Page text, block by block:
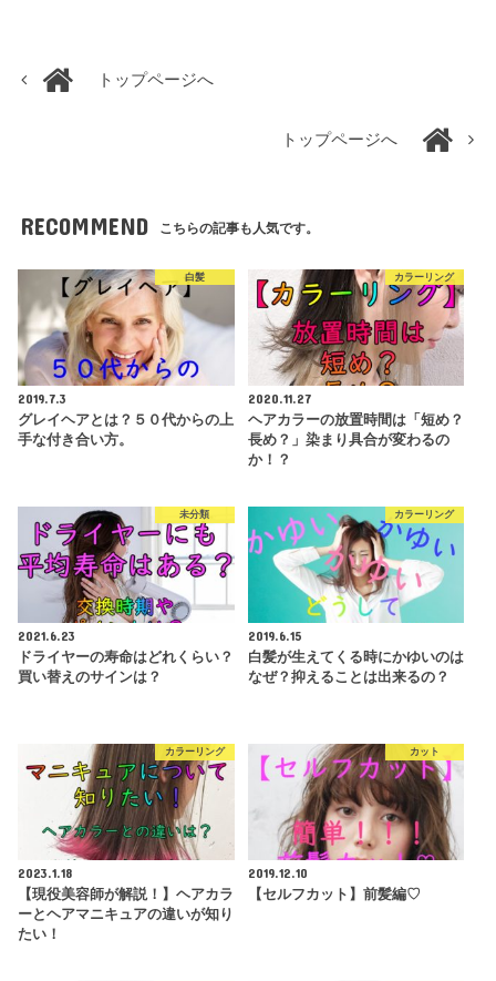
トップページへ
トップページへ
RECOMMEND こちらの記事も人気です。
白髪
2019.7.3
グレイヘアとは？５０代からの上
手な付き合い方。
カラーリング
2020.11.27
ヘアカラーの放置時間は「短め？
長め？」染まり具合が変わるの
か！？
未分類
2021.6.23
ドライヤーの寿命はどれくらい？
買い替えのサインは？
カラーリング
2019.6.15
白髪が生えてくる時にかゆいのは
なぜ？抑えることは出来るの？
カラーリング
2023.1.18
【現役美容師が解説！】ヘアカラ
ーとヘアマニキュアの違いが知り
たい！
カット
2019.12.10
【セルフカット】前髪編♡